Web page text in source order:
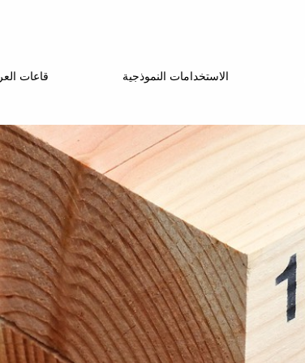
الاستخدامات النموذجية قاعات